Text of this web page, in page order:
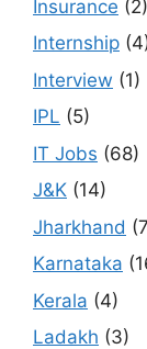
Insurance (2)
Internship
Interview (1)
IPL (5)
IT Jobs (68)
J&K (14)
Jharkhand
Karnataka
Kerala (4)
Ladakh (3)